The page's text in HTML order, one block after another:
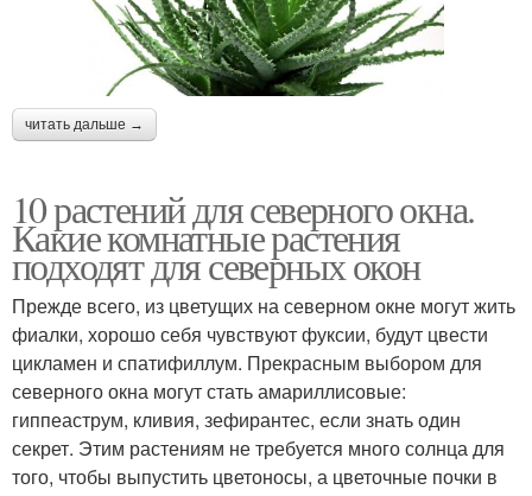
читать дальше →
10 растений для северного окна.
Какие комнатные растения
подходят для северных окон
Прежде всего, из цветущих на северном окне могут жить
фиалки, хорошо себя чувствуют фуксии, будут цвести
цикламен и спатифиллум. Прекрасным выбором для
северного окна могут стать амариллисовые:
гиппеаструм, кливия, зефирантес, если знать один
секрет. Этим растениям не требуется много солнца для
того, чтобы выпустить цветоносы, а цветочные почки в